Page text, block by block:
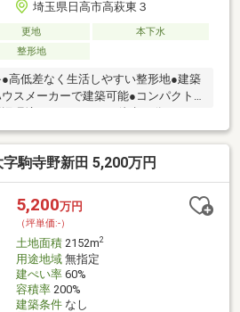
埼玉県日高市高萩東３
更地
本下水
整形地
差なく生活しやすい整形地●建築
スメーカーで建築可能●コンパクト
環境 ≫ベイシア 徒歩19分ローソ
15分
駒寺野新田 5,200万円
5,200万円
（坪単価:-）
土地面積2152m2
用途地域無指定
建ぺい率60%
容積率200%
建築条件なし